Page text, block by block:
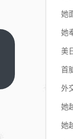
她
她
美
首
外
她
她